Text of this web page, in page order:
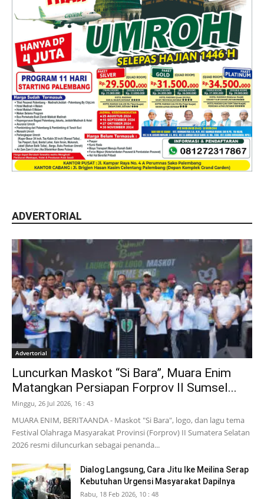
ADVERTORIAL
Advertorial
Luncurkan Maskot “Si Bara”, Muara Enim
Matangkan Persiapan Forprov II Sumsel...
Minggu, 26 Jul 2026, 16 : 43
MUARA ENIM, BERITAANDA - Maskot "Si Bara", logo, dan lagu tema
Festival Olahraga Masyarakat Provinsi (Forprov) II Sumatera Selatan
2026 resmi diluncurkan sebagai penanda...
Dialog Langsung, Cara Jitu Ike Meilina Serap
Kebutuhan Urgensi Masyarakat Dapilnya
Rabu, 18 Feb 2026, 10 : 48